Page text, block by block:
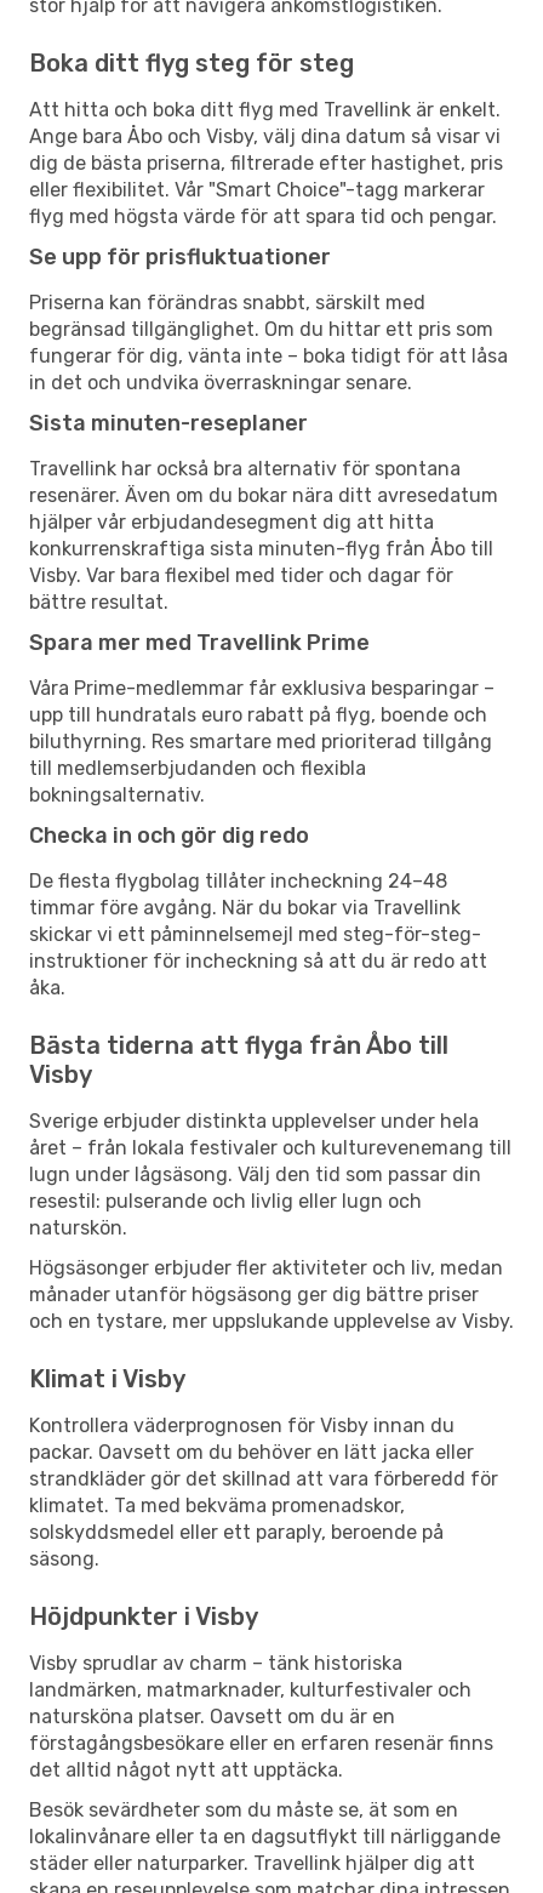
stor hjälp för att navigera ankomstlogistiken.
Boka ditt flyg steg för steg
Att hitta och boka ditt flyg med Travellink är enkelt.
Ange bara Åbo och Visby, välj dina datum så visar vi
dig de bästa priserna, filtrerade efter hastighet, pris
eller flexibilitet. Vår "Smart Choice"-tagg markerar
flyg med högsta värde för att spara tid och pengar.
Se upp för prisfluktuationer
Priserna kan förändras snabbt, särskilt med
begränsad tillgänglighet. Om du hittar ett pris som
fungerar för dig, vänta inte – boka tidigt för att låsa
in det och undvika överraskningar senare.
Sista minuten-reseplaner
Travellink har också bra alternativ för spontana
resenärer. Även om du bokar nära ditt avresedatum
hjälper vår erbjudandesegment dig att hitta
konkurrenskraftiga sista minuten-flyg från Åbo till
Visby. Var bara flexibel med tider och dagar för
bättre resultat.
Spara mer med Travellink Prime
Våra Prime-medlemmar får exklusiva besparingar –
upp till hundratals euro rabatt på flyg, boende och
biluthyrning. Res smartare med prioriterad tillgång
till medlemserbjudanden och flexibla
bokningsalternativ.
Checka in och gör dig redo
De flesta flygbolag tillåter incheckning 24–48
timmar före avgång. När du bokar via Travellink
skickar vi ett påminnelsemejl med steg-för-steg-
instruktioner för incheckning så att du är redo att
åka.
Bästa tiderna att flyga från Åbo till
Visby
Sverige erbjuder distinkta upplevelser under hela
året – från lokala festivaler och kulturevenemang till
lugn under lågsäsong. Välj den tid som passar din
resestil: pulserande och livlig eller lugn och
naturskön.
Högsäsonger erbjuder fler aktiviteter och liv, medan
månader utanför högsäsong ger dig bättre priser
och en tystare, mer uppslukande upplevelse av Visby.
Klimat i Visby
Kontrollera väderprognosen för Visby innan du
packar. Oavsett om du behöver en lätt jacka eller
strandkläder gör det skillnad att vara förberedd för
klimatet. Ta med bekväma promenadskor,
solskyddsmedel eller ett paraply, beroende på
säsong.
Höjdpunkter i Visby
Visby sprudlar av charm – tänk historiska
landmärken, matmarknader, kulturfestivaler och
natursköna platser. Oavsett om du är en
förstagångsbesökare eller en erfaren resenär finns
det alltid något nytt att upptäcka.
Besök sevärdheter som du måste se, ät som en
lokalinvånare eller ta en dagsutflykt till närliggande
städer eller naturparker. Travellink hjälper dig att